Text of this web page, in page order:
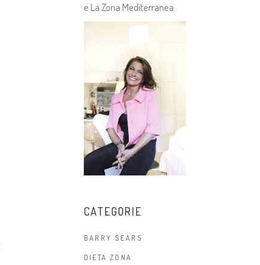
e La Zona Mediterranea.
CATEGORIE
BARRY SEARS
DIETA ZONA